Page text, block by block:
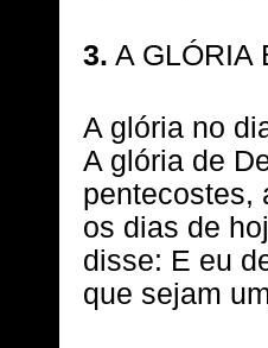
3. A GLÓRIA
A glória no
A glória de
pentecostes,
os dias de
disse: E eu
que sejam